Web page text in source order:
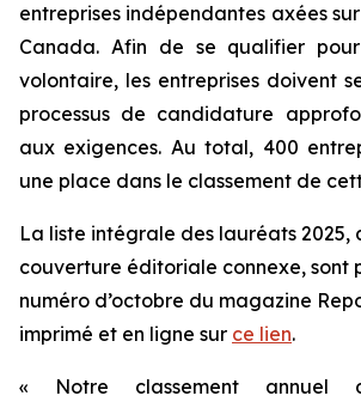
entreprises indépendantes axées
Canada. Afin de se qualifier
volontaire, les entreprises doivent
processus de candidature
aux exigences. Au total, 400
une place dans le classement de
La liste intégrale des lauréats 2025,
couverture éditoriale connexe, sont
numéro d’octobre du magazine
imprimé et en ligne sur ce lien.
« Notre classement annuel